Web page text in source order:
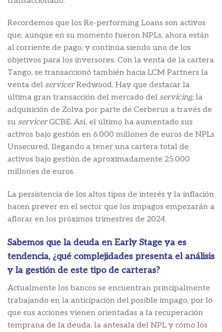
Recordemos que los Re-performing Loans son activos
que, aunque en su momento fueron NPLs, ahora están
al corriente de pago, y continúa siendo uno de los
objetivos para los inversores. Con la venta de la cartera
Tango, se transaccionó también hacia LCM Partners la
venta del servicerRedwood. Hay que destacar la
última gran transacción del mercado del servicing, la
adquisición de Zolva por parte de Cerberus a través de
su servicerGCBE. Así, el último ha aumentado sus
activos bajo gestión en 6.000 millones de euros de NPLs
Unsecured, llegando a tener una cartera total de
activos bajo gestión de aproximadamente 25.000
millones de euros.
La persistencia de los altos tipos de interés y la inflación
hacen prever en el sector que los impagos empezarán a
aflorar en los próximos trimestres de 2024.
Sabemos que la deuda en Early Stage ya es
tendencia, ¿qué complejidades presenta el análisis
y la gestión de este tipo de carteras?
Actualmente los bancos se encuentran principalmente
trabajando en la anticipación del posible impago, por lo
que sus acciones vienen orientadas a la recuperación
temprana de la deuda, la antesala del NPL y cómo los